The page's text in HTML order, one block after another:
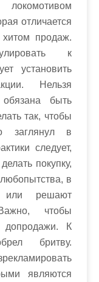
отличается
продаж.
к
установить
Нельзя
быть
так, чтобы
заглянул в
следует,
покупку,
в
или решают
чтобы
допродажи. К
бритву.
являются